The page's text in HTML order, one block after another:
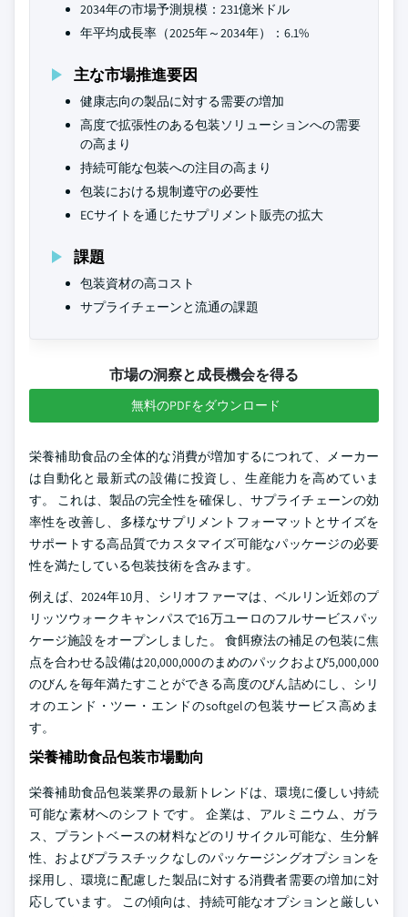
2034年の市場予測規模：231億米ドル
年平均成長率（2025年～2034年）：6.1%
主な市場推進要因
健康志向の製品に対する需要の増加
高度で拡張性のある包装ソリューションへの需要
の高まり
持続可能な包装への注目の高まり
包装における規制遵守の必要性
ECサイトを通じたサプリメント販売の拡大
課題
包装資材の高コスト
サプライチェーンと流通の課題
市場の洞察と成長機会を得る
無料のPDFをダウンロード
栄養補助食品の全体的な消費が増加するにつれて、メーカー
は自動化と最新式の設備に投資し、生産能力を高めていま
す。 これは、製品の完全性を確保し、サプライチェーンの効
率性を改善し、多様なサプリメントフォーマットとサイズを
サポートする高品質でカスタマイズ可能なパッケージの必要
性を満たしている包装技術を含みます。
例えば、2024年10月、シリオファーマは、ベルリン近郊のプ
リッツウォークキャンパスで16万ユーロのフルサービスパッ
ケージ施設をオープンしました。 食餌療法の補足の包装に焦
点を合わせる設備は20,000,000のまめのパックおよび5,000,000
のびんを毎年満たすことができる高度のびん詰めにし、シリ
オのエンド・ツー・エンドのsoftgelの包装サービス高めま
す。
栄養補助食品包装市場動向
栄養補助食品包装業界の最新トレンドは、環境に優しい持続
可能な素材へのシフトです。 企業は、アルミニウム、ガラ
ス、プラントベースの材料などのリサイクル可能な、生分解
性、およびプラスチックなしのパッケージングオプションを
採用し、環境に配慮した製品に対する消費者需要の増加に対
応しています。 この傾向は、持続可能なオプションと厳しい